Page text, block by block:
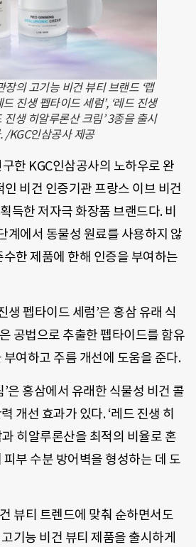
장의 고기능 비건 뷰티 브랜드 ‘랩
진생 펩타이드 세럼’, ‘레드 진생
진생 히알루론산 크림’ 3종을 출시
/KGC인삼공사 제공
한 KGC인삼공사의 노하우로 완
비건 인증기관 프랑스 이브 비건
득한 저자극 화장품 브랜드다. 비
계에서 동물성 원료를 사용하지 않
한 제품에 한해 인증을 부여하는
생 펩타이드 세럼’은 홍삼 유래 식
공법으로 추출한 펩타이드를 함유
여하고 주름 개선에 도움을 준다.
’은 홍삼에서 유래한 식물성 비건 콜
개선 효과가 있다. ‘레드 진생 히
히알루론산을 최적의 비율로 혼
부 수분 방어벽을 형성하는 데 도
뷰티 트렌드에 맞춰 순하면서도
기능 비건 뷰티 제품을 출시하게